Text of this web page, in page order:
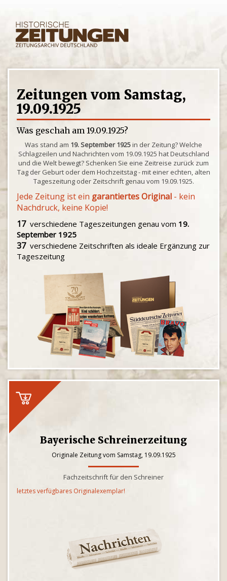
Zeitungen vom Samstag,
19.09.1925
Was geschah am 19.09.1925?
Was stand am 19. September 1925in der Zeitung? Welche
Schlagzeilen und Nachrichten vom 19.09.1925 hat Deutschland
und die Welt bewegt? Schenken Sie eine Zeitreise zurück zum
Tag der Geburt oder dem Hochzeitstag - mit einer echten, alten
Tageszeitung oder Zeitschrift genau vom 19.09.1925.
Jede Zeitung ist ein garantiertes Original - kein
Nachdruck, keine Kopie!
17verschiedene Tageszeitungen genau vom 19.
September 1925
37verschiedene Zeitschriften als ideale Ergänzung zur
Tageszeitung
Bayerische Schreinerzeitung
Originale Zeitung vom Samstag, 19.09.1925
Fachzeitschrift für den Schreiner
letztes verfügbares Originalexemplar!